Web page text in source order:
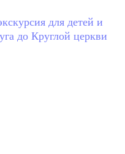
для детей и
до Круглой церкви